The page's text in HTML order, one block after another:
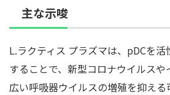
主な示唆
L.ラクティス プラズマは、pDCを
することで、新型コロナウイルス
広い呼吸器ウイルスの増殖を抑え